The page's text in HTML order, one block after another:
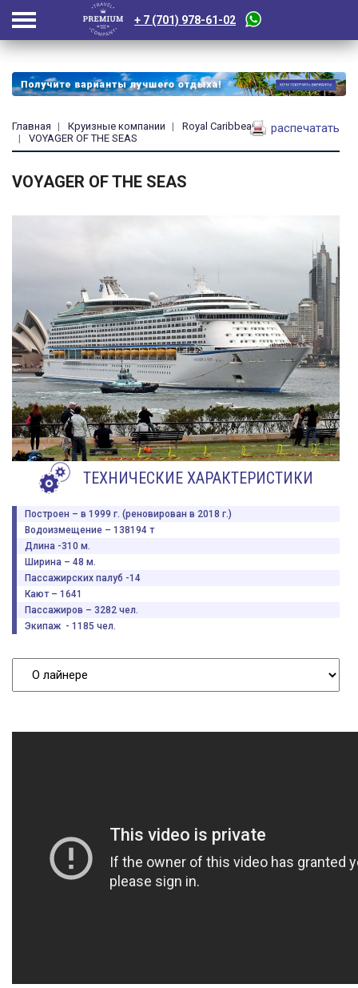
+ 7 (701) 978-61-02
Главная Круизные компании
Royal Caribbean
VOYAGER OF THE SEAS
распечатать
VOYAGER OF THE SEAS
ТЕХНИЧЕСКИЕ ХАРАКТЕРИСТИКИ
Построен – в 1999 г. (реновирован в 2018 г.)
Водоизмещение – 138194 т
Длина -310 м.
Ширина – 48 м.
Пассажирских палуб -14
Кают – 1641
Пассажиров – 3282 чел.
Экипаж - 1185 чел.